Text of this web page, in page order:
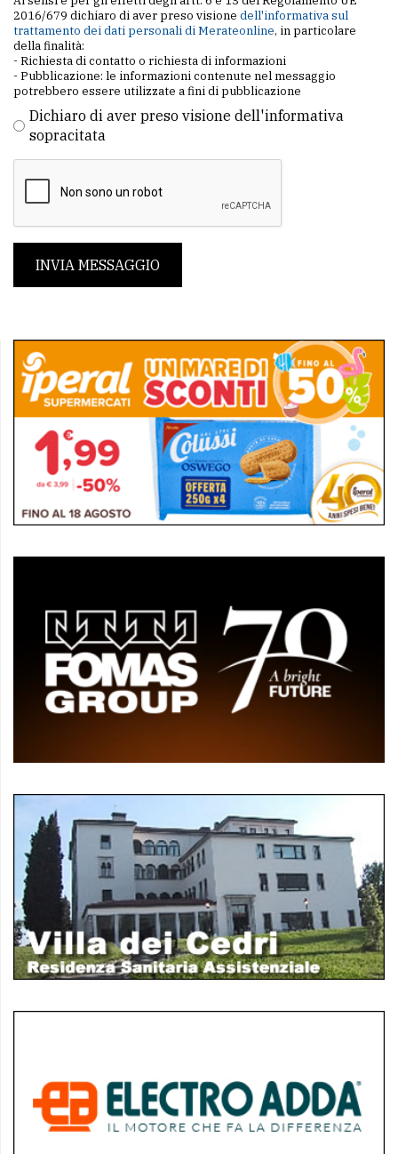
2016/679 dichiaro di aver preso visione dell'informativa sul
trattamento dei dati personali di Merateonline, in particolare
della finalità:
- Richiesta di contatto o richiesta di informazioni
- Pubblicazione: le informazioni contenute nel messaggio
potrebbero essere utilizzate a fini di pubblicazione
Dichiaro di aver preso visione dell'informativa
sopracitata
INVIA MESSAGGIO